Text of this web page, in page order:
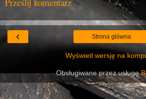
‹ Strona główna
Wyświetl wersję na
Obsługiwane przez usługę